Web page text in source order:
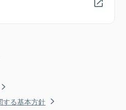
する基本方針